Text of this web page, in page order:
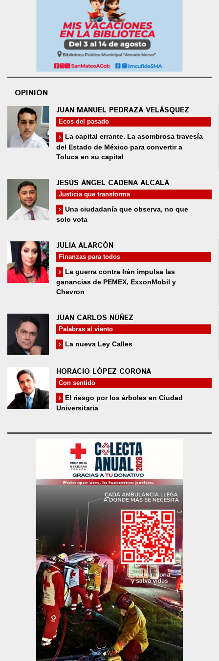
OPINIÓN
JUAN MANUEL PEDRAZA VELÁSQUEZ
Ecos del pasado
La capital errante. La asombrosa travesía
del Estado de México para convertir a
Toluca en su capital
JESÚS ÁNGEL CADENA ALCALÁ
Justicia que transforma
Una ciudadanía que observa, no que
solo vota
JULIA ALARCÓN
Finanzas para todos
La guerra contra Irán impulsa las
ganancias de PEMEX, ExxonMobil y
Chevron
JUAN CARLOS NÚÑEZ
Palabras al viento
La nueva Ley Calles
HORACIO LÓPEZ CORONA
Con sentido
El riesgo por los árboles en Ciudad
Universitaria